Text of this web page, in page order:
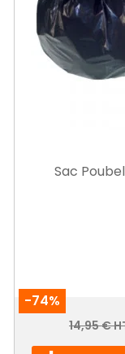
Sac
-74%
Prix
Prix
14,95 €